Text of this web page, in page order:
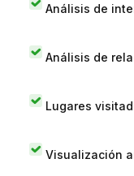
Análisis de
Análisis de
Lugares
Visualización